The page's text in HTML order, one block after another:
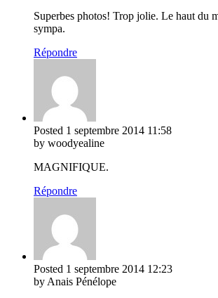
Superbes photos! Trop jolie. Le haut du
sympa.
Répondre
Posted 1 septembre 2014 11:58
by woodyealine
MAGNIFIQUE.
Répondre
Posted 1 septembre 2014 12:23
by Anais Pénélope